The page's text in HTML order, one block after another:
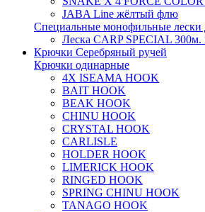
JABA Line жёлтый флю
Специальные монофильные
Леска CARP SPECIAL 300м.
Крючки Серебряный ручей
Крючки одинарные
4X ISEAMA HOOK
BAIT HOOK
BEAK HOOK
CHINU HOOK
CRYSTAL HOOK
CARLISLE
HOLDER HOOK
LIMERICK HOOK
RINGED HOOK
SPRING CHINU HOOK
TANAGO HOOK